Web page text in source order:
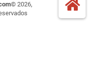
© 2026,